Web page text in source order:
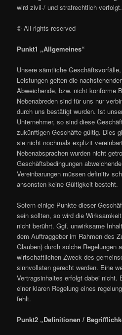
wird zivil-/ und strafrechtlich verfolgt.
© All rights reserved
Punkt1 „Allgemeines“
Unsere sämtliche
Leistungen gelten die
Abweichende, bzw. nicht konforme
Nebenabreden sind für uns nur
durch uns bestätigt wurden. Ist
Unternehmer, so sind diese
zukünftigen Geschäfte gültig. Dies
sie nicht nochmals explizit
Nebenabsprachen wurden nicht
Geschäftsbedingungen
Vereinbarungen müssen definitiv
ansonsten keine Gültigkeit besteht.
Sofern einige Punkte dieser
sein sollten, so wird die
nicht berührt. Ggf. unwirksame
dem Auftraggeber im Rahmen des
Glauben) durch solche Regelungen
wirtschaftlichen Zweck des
sinnvollsten gerecht werden. Eine
Vertragsinhaltes erfolgt dabei nicht.
einer klaren Regelung eines
fehlt.
Punkt2 „Definitionen /